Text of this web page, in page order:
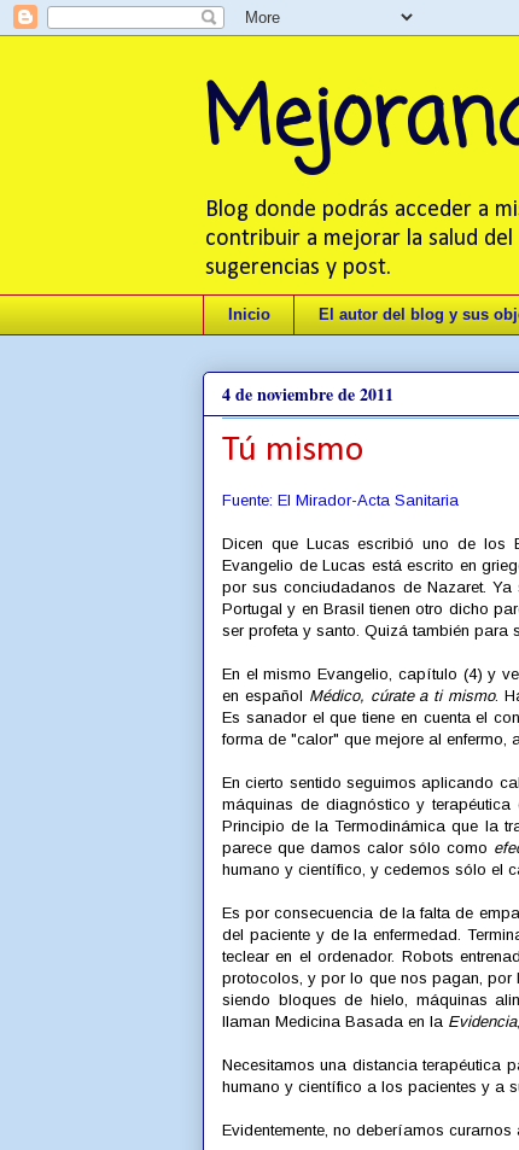
Blog donde podrás acceder a
contribuir a mejorar la salud
sugerencias y post.
Inicio El autor del blog y sus
4 de noviembre de 2011
Tú mismo
Fuente: El Mirador-Acta Sanitaria
Dicen que Lucas escribió uno de los
Evangelio de Lucas está escrito en
por sus conciudadanos de Nazaret. Ya
Portugal y en Brasil tienen otro dicho
ser profeta y santo. Quizá también para
En el mismo Evangelio, capítulo (4) y
en español Médico, cúrate a ti mismo.
Es sanador el que tiene en cuenta el
forma de "calor" que mejore al enfermo,
En cierto sentido seguimos aplicando
máquinas de diagnóstico y
Principio de la Termodinámica que la
parece que damos calor sólo como
humano y científico, y cedemos sólo el
Es por consecuencia de la falta de
del paciente y de la enfermedad.
teclear en el ordenador. Robots
protocolos, y por lo que nos pagan,
siendo bloques de hielo, máquinas
llaman Medicina Basada en la Evidencia
Necesitamos una distancia terapéutica
humano y científico a los pacientes y a
Evidentemente, no deberíamos